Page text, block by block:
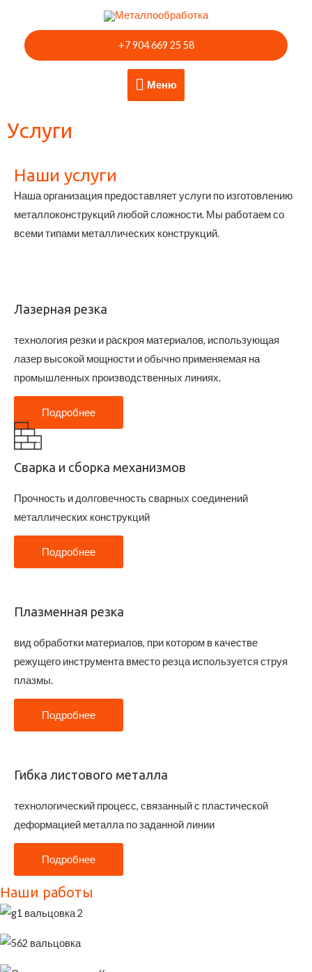
содержимому
Меню
Меню
+7 904 669 25 58
Услуги
Наши услуги
Наша организация предоставляет услуги по изготовлению
металлоконструкций любой сложности. Мы работаем со
всеми типами металлических конструкций.
Лазерная резка
технология резки и раскроя материалов, использующая
лазер высокой мощности и обычно применяемая на
промышленных производственных линиях.
Подробнее
Сварка и сборка механизмов
Прочность и долговечность сварных соединений
металлических конструкций
Подробнее
Плазменная резка
вид обработки материалов, при котором в качестве
режущего инструмента вместо резца используется струя
плазмы.
Подробнее
Гибка листового металла
технологический процесс, связанный с пластической
деформацией металла по заданной линии
Подробнее
Наши работы